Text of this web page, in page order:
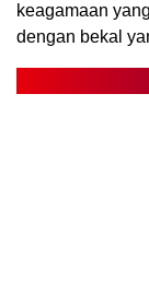
keagamaan
dengan bekal